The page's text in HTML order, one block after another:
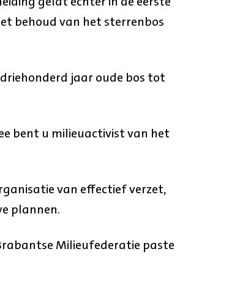
behoud van het sterrenbos
jaar oude bos tot
bent u milieuactivist van het
van effectief verzet,
plannen.
Milieufederatie paste